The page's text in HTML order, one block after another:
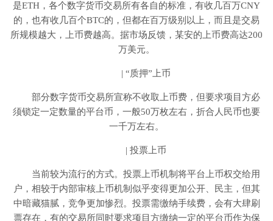
是ETH，各个数字货币交易所有各自的标准，有收几百万CNY
的，也有收几百个BTC的，但都在百万级别以上，而且是交易
所规模越大，上币费越高。据市场反馈，某安的上币费高达200
万美元。
| “质押”上币
部分数字货币交易所宣称不收取上币费，但要求项目方必
须锁定一定数量的平台币，一般50万枚左右，折合人民币也要
一千万左右。
| 投票上币
当前较为流行的方式。投票上币机制将平台上币权交给用
户，相较于内部审核上币机制似乎变得更加公开、民主，但其
中暗藏猫腻，竞争更加惨烈。投票需缴纳手续费，会有大肆刷
票存在，有的交易所同时要求项目方缴纳一定的平台币作为保